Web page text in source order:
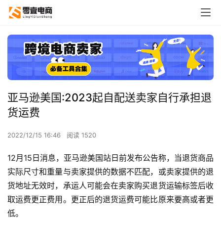
亚马逊美国:2023起自配送卖家自行承担退
货运费
2022/12/15 16:46 阅读 1520
12月15日消息，亚马逊美国站日前发布公告称，当退货商品
实际尺寸和重量与卖家提供的数据不匹配，或卖家提供的退
货地址无效时，承运人可能会在卖家购买退货运输标签后收
取运费更正费用。更正后的退货运费可能比原来要高或者更
低。